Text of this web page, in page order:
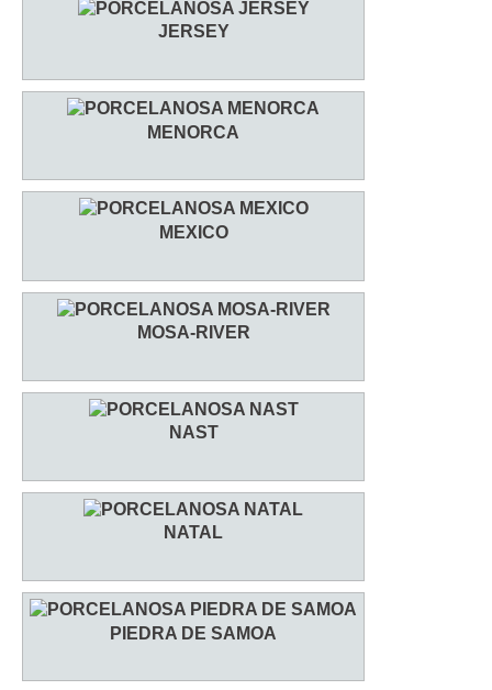
JERSEY
MENORCA
MEXICO
MOSA-RIVER
NAST
NATAL
PIEDRA DE SAMOA